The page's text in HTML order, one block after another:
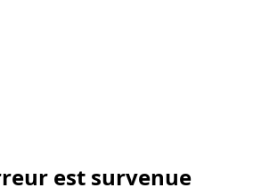
est survenue